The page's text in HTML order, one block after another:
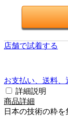
店舗で試着する
お支払い、送料
詳細説明
商品詳細
日本の技術の粋